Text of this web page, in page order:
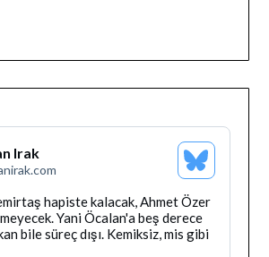
Irak
Bluesky
Profilini
Gor
hapiste kalacak, Ahmet Özer
Yani Öcalan'a beş derece
bile süreç dışı. Kemiksiz, mis gibi